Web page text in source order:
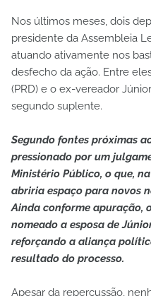
Nos últimos meses, dois
presidente da Assembleia
atuando ativamente nos
desfecho da ação. Entre
(PRD) e o ex-vereador
segundo suplente.
Segundo fontes próximas
pressionado por um
Ministério Público, o que,
abriria espaço para novos
Ainda conforme apuração,
nomeado a esposa de
reforçando a aliança
resultado do processo.
Apesar da repercussão,